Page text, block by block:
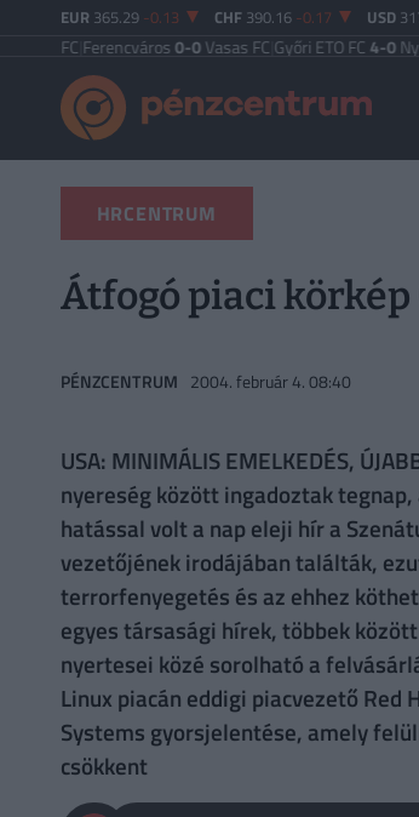
EUR 365.29 -0.13 CHF 390.16 -0.17 USD
Ferencváros0-0Vasas FC|Győri ETO FC4-0
HRCENTRUM
Átfogó piaci körkép
PÉNZCENTRUM 2004. február 4. 08:40
USA: MINIMÁLIS EMELKEDÉS,
nyereség között ingadoztak
hatással volt a nap eleji hír a
vezetőjének irodájában találták,
terrorfenyegetés és az ehhez
egyes társasági hírek, többek
nyertesei közé sorolható a
Linux piacán eddigi piacvezető
Systems gyorsjelentése, amely
csökkent